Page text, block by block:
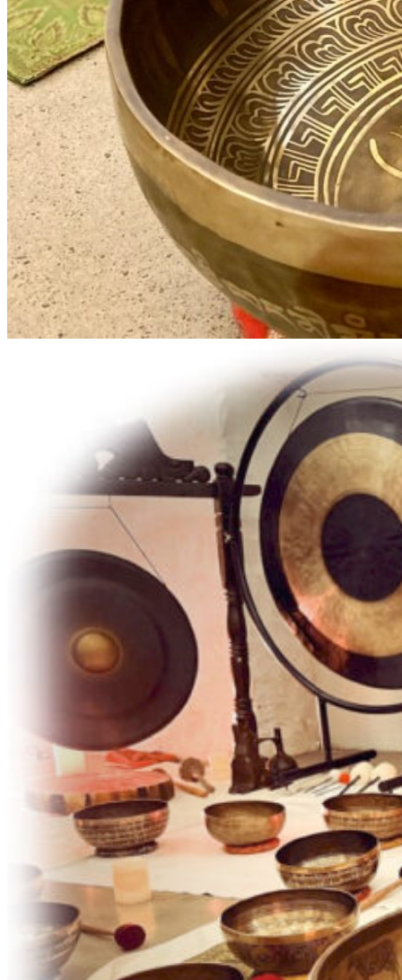
Concert méditatif – Bols
tibétains
Jimmy Thériault
Sonothérapeute agréé - AQTN, fondateur de Sérénité par le son
Le vendredi 11 décembre 2026 de 19h à 21h
42,23 $ taxes et frais de service inclus
Réserver maintenant
Ce lien s'ouvrira dans une nouvelle fenêtre
Ancré dans les valeurs d’équité et d’accessibilité, Le Monastère
vous invite à choisir le tarif adapté à votre situation :
Tarif engagé (tarif dont le surplus permet l’accessibilité à
Tarif régulier (prix coûtant pour Le Monastère): 42,23 $
Tarif parrainé (tarif soutenu par les participants engagés, limité
à 5 places): 35,93 $
Pour toute autre information, contactez-nous au 418 694-1639 ou
écrivez-nous à l’adresse suivante:
programmation@monastere.ca
Description
Jimmy Thériault vous propose un concert méditatif de bols tibétains
dans les voûtes du Monastère des Augustines, construites en 1695.
C’est une invitation à vivre un moment unique de détente profonde
par le son et les vibrations des bols tibétains dans un lieu
patrimonial.